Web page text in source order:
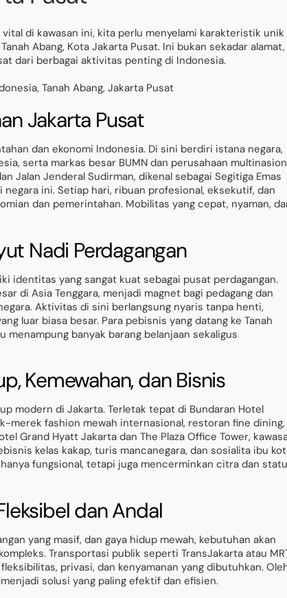
di kawasan ini, kita perlu menyelami karakteristik unik
Abang, Kota Jakarta Pusat. Ini bukan sekadar alamat,
dari berbagai aktivitas penting di Indonesia.
Jakarta Pusat
dan ekonomi Indonesia. Di sini berdiri istana negara,
serta markas besar BUMN dan perusahaan
Jalan Jenderal Sudirman, dikenal sebagai Segitiga Emas
ini. Setiap hari, ribuan profesional, eksekutif, dan
dan pemerintahan. Mobilitas yang cepat, nyaman,
Nadi Perdagangan
identitas yang sangat kuat sebagai pusat perdagangan.
di Asia Tenggara, menjadi magnet bagi pedagang dan
Aktivitas di sini berlangsung nyaris tanpa henti,
luar biasa besar. Para pebisnis yang datang ke Tanah
menampung banyak barang belanjaan sekaligus
Kemewahan, dan Bisnis
modern di Jakarta. Terletak tepat di Bundaran Hotel
merek fashion mewah internasional, restoran fine dining,
Grand Hyatt Jakarta dan The Plaza Office Tower,
kelas kakap, turis mancanegara, dan sosialita ibu
fungsional, tetapi juga mencerminkan citra dan
dan Andal
yang masif, dan gaya hidup mewah, kebutuhan akan
Transportasi publik seperti TransJakarta atau
privasi, dan kenyamanan yang dibutuhkan.
menjadi solusi yang paling efektif dan efisien.